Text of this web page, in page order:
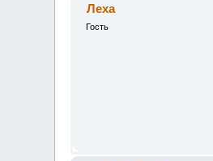
Леха
Гость